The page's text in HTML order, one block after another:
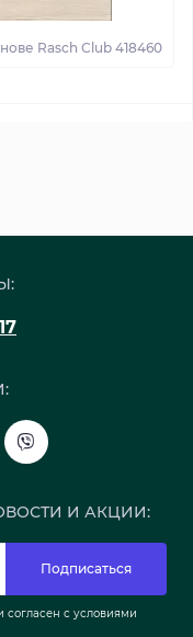
Rasch Club 418460
И АКЦИИ:
Подписаться
согласен с условиями